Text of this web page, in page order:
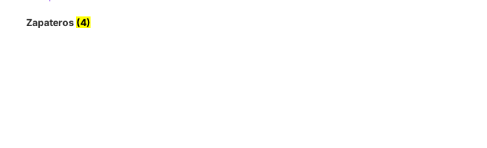
Zapateros (4)